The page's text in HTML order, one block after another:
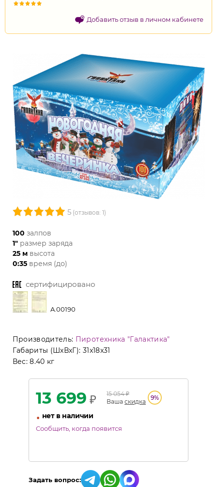
Добавить отзыв в личном кабинете
5(отзывов: 1)
100 залпов
1"размер заряда
25 мвысота
0:35время (до)
сертифицировано
A.00190
Производитель: Пиротехника "Галактика"
Габариты (ШхВхГ): 31x18x31
Вес:8.40 кг
13 699 ₽ 15 054₽
Ваша скидка
9%
• нет в наличии
Сообщить, когда появится
Задать вопрос: